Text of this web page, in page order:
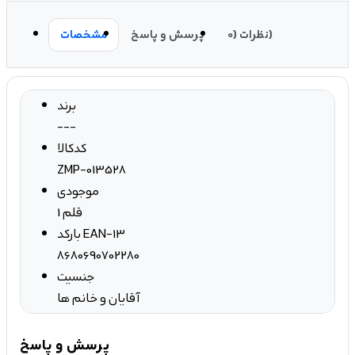
مشخصات پرسش و پاسخ نظرات (0)
برند
---
کدکالا
ZMP-013528
موجودی
1 قلم
بارکد EAN-13
8680690702280
جنسیت
آقایان و خانم ها
پرسش و پاسخ